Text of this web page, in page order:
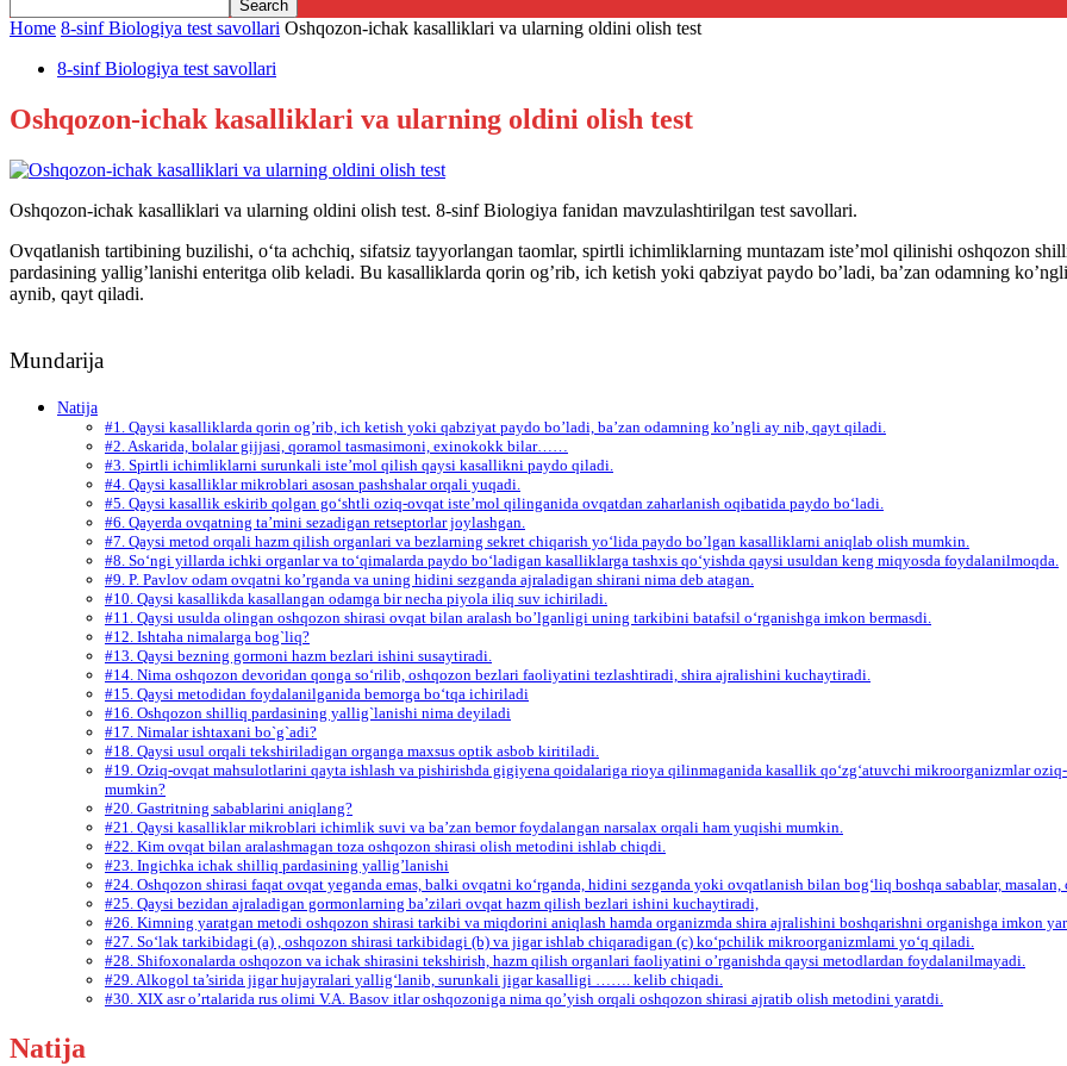
Home 8-sinf Biologiya test savollari Oshqozon-ichak kasalliklari va ularning oldini olish test
8-sinf Biologiya test savollari
Oshqozon-ichak kasalliklari va ularning oldini olish test
Oshqozon-ichak kasalliklari va ularning oldini olish test. 8-sinf Biologiya fanidan mavzulashtirilgan test savollari.
Ovqatlanish tartibining buzilishi, o‘ta achchiq, sifatsiz tayyorlangan taomlar, spirtli ichimliklarning muntazam iste’mol qilinishi oshqozon
pardasining yallig’lanishi enteritga olib keladi. Bu kasalliklarda qorin og’rib, ich ketish yoki qabziyat paydo bo’ladi, ba’zan odamning ko’ngli
aynib, qayt qiladi.
Mundarija
Natija
#1. Qaysi kasalliklarda qorin og’rib, ich ketish yoki qabziyat paydo bo’ladi, ba’zan odamning ko’ngli ay nib, qayt qiladi.
#2. Askarida, bolalar gijjasi, qoramol tasmasimoni, exinokokk bilar……
#3. Spirtli ichimliklarni surunkali iste’mol qilish qaysi kasallikni paydo qiladi.
#4. Qaysi kasalliklar mikroblari asosan pashshalar orqali yuqadi.
#5. Qaysi kasallik eskirib qolgan go‘shtli oziq-ovqat iste’mol qilinganida ovqatdan zaharlanish oqibatida paydo bo‘ladi.
#6. Qayerda ovqatning ta’mini sezadigan retseptorlar joylashgan.
#7. Qaysi metod orqali hazm qilish organlari va bezlarning sekret chiqarish yo‘lida paydo bo’lgan kasalliklarni aniqlab olish mumkin.
#8. So‘ngi yillarda ichki organlar va to‘qimalarda paydo bo‘ladigan kasalliklarga tashxis qo‘yishda qaysi usuldan keng miqyosda foydalanilmoqda.
#9. P. Pavlov odam ovqatni ko’rganda va uning hidini sezganda ajraladigan shirani nima deb atagan.
#10. Qaysi kasallikda kasallangan odamga bir necha piyola iliq suv ichiriladi.
#11. Qaysi usulda olingan oshqozon shirasi ovqat bilan aralash bo’lganligi uning tarkibini batafsil o‘rganishga imkon bermasdi.
#12. Ishtaha nimalarga bog`liq?
#13. Qaysi bezning gormoni hazm bezlari ishini susaytiradi.
#14. Nima oshqozon devoridan qonga so‘rilib, oshqozon bezlari faoliyatini tezlashtiradi, shira ajralishini kuchaytiradi.
#15. Qaysi metodidan foydalanilganida bemorga bo‘tqa ichiriladi
#16. Oshqozon shilliq pardasining yallig`lanishi nima deyiladi
#17. Nimalar ishtaxani bo`g`adi?
#18. Qaysi usul orqali tekshiriladigan organga maxsus optik asbob kiritiladi.
#19. Oziq-ovqat mahsulotlarini qayta ishlash va pishirishda gigiyena qoidalariga rioya qilinmaganida kasallik qo‘zg‘atuvchi mikroorganizmlar
mumkin?
#20. Gastritning sabablarini aniqlang?
#21. Qaysi kasalliklar mikroblari ichimlik suvi va ba’zan bemor foydalangan narsalax orqali ham yuqishi mumkin.
#22. Kim ovqat bilan aralashmagan toza oshqozon shirasi olish metodini ishlab chiqdi.
#23. Ingichka ichak shilliq pardasining yallig’lanishi
#24. Oshqozon shirasi faqat ovqat yeganda emas, balki ovqatni ko‘rganda, hidini sezganda yoki ovqatlanish bilan bog‘liq boshqa sabablar,
#25. Qaysi bezidan ajraladigan gormonlarning ba’zilari ovqat hazm qilish bezlari ishini kuchaytiradi,
#26. Kimning yaratgan metodi oshqozon shirasi tarkibi va miqdorini aniqlash hamda organizmda shira ajralishini boshqarishni organishga imkon
#27. So‘lak tarkibidagi (a) , oshqozon shirasi tarkibidagi (b) va jigar ishlab chiqaradigan (c) ko‘pchilik mikroorganizmlami yo‘q qiladi.
#28. Shifoxonalarda oshqozon va ichak shirasini tekshirish, hazm qilish organlari faoliyatini o’rganishda qaysi metodlardan foydalanilmayadi.
#29. Alkogol ta’sirida jigar hujayralari yallig‘lanib, surunkali jigar kasalligi ……. kelib chiqadi.
#30. XIX asr o’rtalarida rus olimi V.A. Basov itlar oshqozoniga nima qo’yish orqali oshqozon shirasi ajratib olish metodini yaratdi.
Natija